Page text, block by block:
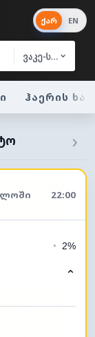
ვაკე-
ქარ EN
ჰაერის
›
22:00
◔ 2%
⌃